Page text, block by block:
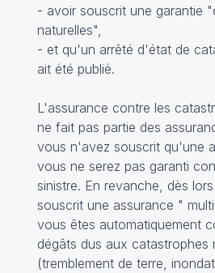
- avoir souscrit une garantie
naturelles",
- et qu'un arrêté d'état de
ait été publié.
L'assurance contre les
ne fait pas partie des
vous n'avez souscrit qu'une
vous ne serez pas garanti
sinistre. En revanche, dès
souscrit une assurance "
vous êtes automatiquement
dégâts dus aux catastrophes
(tremblement de terre,